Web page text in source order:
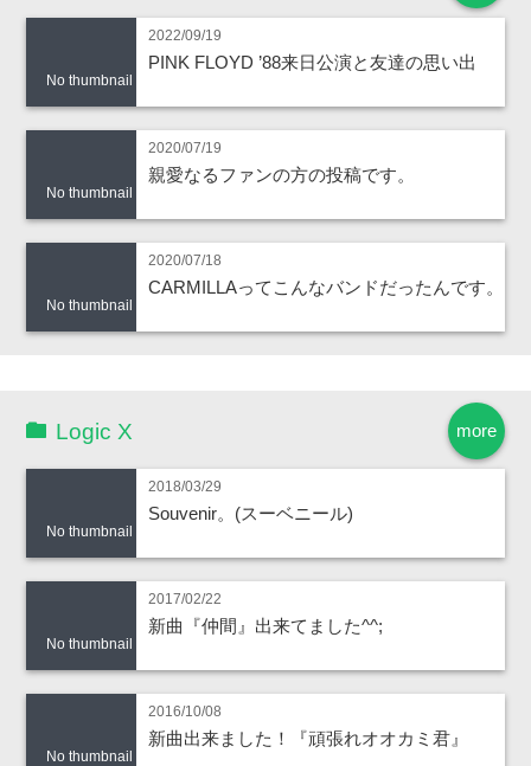
No thumbnail
2022/09/19
PINK FLOYD ’88来日公演と友達の思い出
No thumbnail
2020/07/19
親愛なるファンの方の投稿です。
No thumbnail
2020/07/18
CARMILLAってこんなバンドだったんです。
more
Logic X
No thumbnail
2018/03/29
Souvenir。(スーベニール)
No thumbnail
2017/02/22
新曲『仲間』出来てました^^;
No thumbnail
2016/10/08
新曲出来ました！『頑張れオオカミ君』